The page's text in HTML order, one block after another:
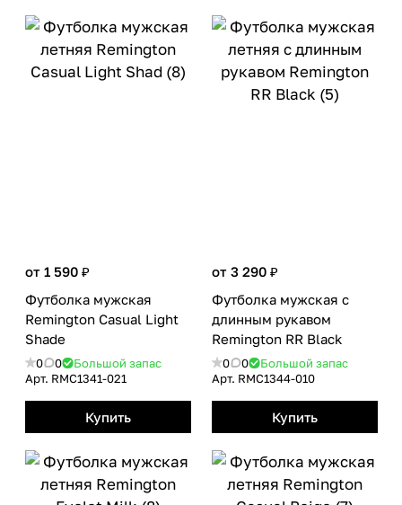
от 1 590 ₽
Футболка мужская
Remington Casual Light
Shade
0 0
Большой запас
Арт. RMС1341-021
Купить
от 3 290 ₽
Футболка мужская с
длинным рукавом
Remington RR Вlack
0 0
Большой запас
Арт. RMС1344-010
Купить